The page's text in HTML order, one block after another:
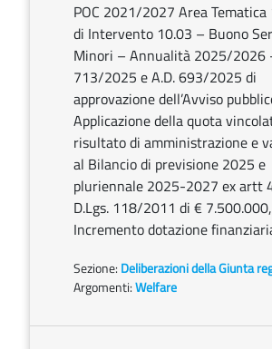
POC 2021/2027 Area
di Intervento 10.03 – Buono
Minori – Annualità 2025/2026
713/2025 e A.D. 693/2025 di
approvazione dell’Avviso
Applicazione della quota
risultato di amministrazione e
al Bilancio di previsione 2025 e
pluriennale 2025-2027 ex artt
D.Lgs. 118/2011 di €
Incremento dotazione
Sezione: Deliberazioni della Giunta
Argomenti:Welfare